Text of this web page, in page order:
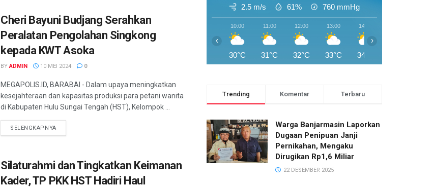
Cheri Bayuni Budjang Serahkan
Peralatan Pengolahan Singkong
kepada KWT Asoka
BY ADMIN 10 MEI 2024 0
MEGAPOLIS.ID, BARABAI - Dalam upaya meningkatkan
kesejahteraan dan kapasitas produksi para petani wanita
di Kabupaten Hulu Sungai Tengah (HST), Kelompok ...
SELENGKAPNYA
Silaturahmi dan Tingkatkan Keimanan
Kader, TP PKK HST Hadiri Haul
2.5 m/s 61% 760 mmHg
10:00
30°C
11:00
31°C
12:00
32°C
13:00
33°C
14:00
34°C
‹ ›
Trending Komentar Terbaru
Warga Banjarmasin Laporkan
Dugaan Penipuan Janji
Pernikahan, Mengaku
Dirugikan Rp1,6 Miliar
22 DESEMBER 2025